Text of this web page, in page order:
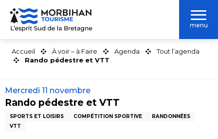
Aller
contenu
menu
Accueil À voir – à Faire Agenda
Tout l’agenda
Rando pédestre et VTT
Mercredi 11 novembre
Rando pédestre et VTT
SPORTS ET LOISIRS COMPÉTITION SPORTIVE
RANDONNÉES
VTT